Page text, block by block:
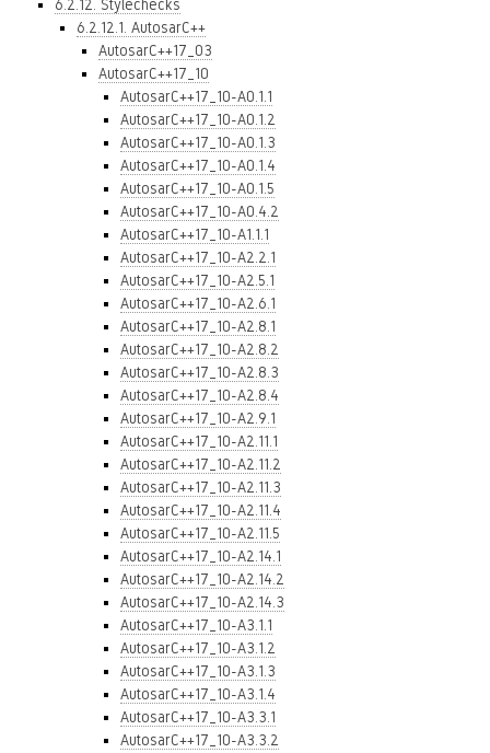
6.2.12. Stylechecks
6.2.12.1. AutosarC++
AutosarC++17_03
AutosarC++17_10
AutosarC++17_10-A0.1.1
AutosarC++17_10-A0.1.2
AutosarC++17_10-A0.1.3
AutosarC++17_10-A0.1.4
AutosarC++17_10-A0.1.5
AutosarC++17_10-A0.4.2
AutosarC++17_10-A1.1.1
AutosarC++17_10-A2.2.1
AutosarC++17_10-A2.5.1
AutosarC++17_10-A2.6.1
AutosarC++17_10-A2.8.1
AutosarC++17_10-A2.8.2
AutosarC++17_10-A2.8.3
AutosarC++17_10-A2.8.4
AutosarC++17_10-A2.9.1
AutosarC++17_10-A2.11.1
AutosarC++17_10-A2.11.2
AutosarC++17_10-A2.11.3
AutosarC++17_10-A2.11.4
AutosarC++17_10-A2.11.5
AutosarC++17_10-A2.14.1
AutosarC++17_10-A2.14.2
AutosarC++17_10-A2.14.3
AutosarC++17_10-A3.1.1
AutosarC++17_10-A3.1.2
AutosarC++17_10-A3.1.3
AutosarC++17_10-A3.1.4
AutosarC++17_10-A3.3.1
AutosarC++17_10-A3.3.2